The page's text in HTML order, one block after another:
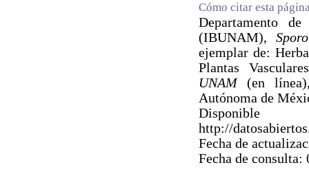
Cómo citar esta
Departamento
(IBUNAM),
ejemplar de:
Plantas
UNAM(en línea),
Autónoma de
http://
Fecha de
Fecha de consulta: